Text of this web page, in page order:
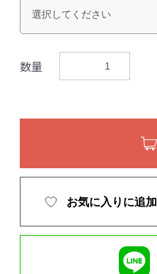
数量
お気に入りに追加